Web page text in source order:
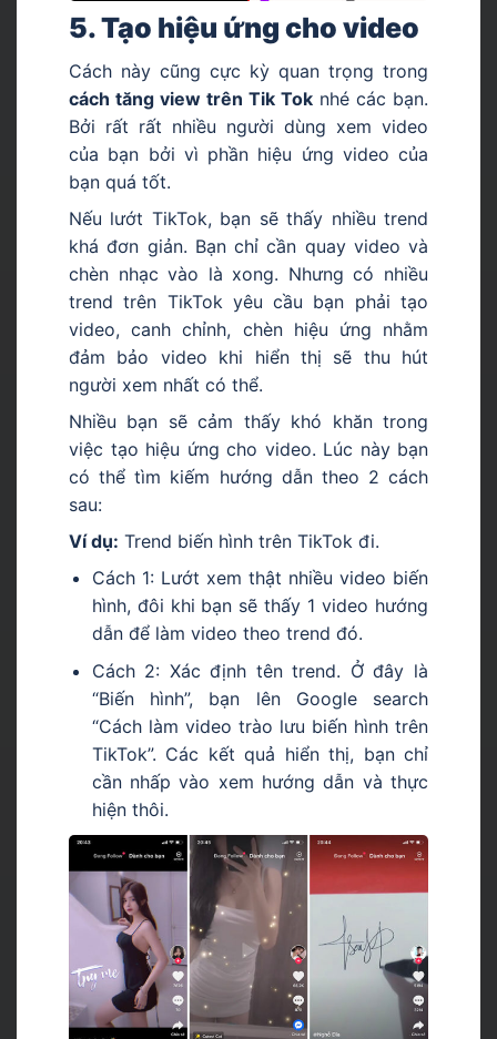
5. Tạo hiệu ứng cho video
Cách này cũng cực kỳ quan trọng trong
cách tăng view trên Tik Tok nhé các bạn.
Bởi rất rất nhiều người dùng xem video
của bạn bởi vì phần hiệu ứng video của
bạn quá tốt.
Nếu lướt TikTok, bạn sẽ thấy nhiều trend
khá đơn giản. Bạn chỉ cần quay video và
chèn nhạc vào là xong. Nhưng có nhiều
trend trên TikTok yêu cầu bạn phải tạo
video, canh chỉnh, chèn hiệu ứng nhằm
đảm bảo video khi hiển thị sẽ thu hút
người xem nhất có thể.
Nhiều bạn sẽ cảm thấy khó khăn trong
việc tạo hiệu ứng cho video. Lúc này bạn
có thể tìm kiếm hướng dẫn theo 2 cách
sau:
Ví dụ: Trend biến hình trên TikTok đi.
Cách 1: Lướt xem thật nhiều video biến
hình, đôi khi bạn sẽ thấy 1 video hướng
dẫn để làm video theo trend đó.
Cách 2: Xác định tên trend. Ở đây là
“Biến hình”, bạn lên Google search
“Cách làm video trào lưu biến hình trên
TikTok”. Các kết quả hiển thị, bạn chỉ
cần nhấp vào xem hướng dẫn và thực
hiện thôi.